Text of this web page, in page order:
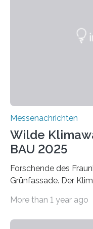
für Filtermaterialien.
Messenachrichten
Wilde
BAU 2025
Forschende des
Grünfassade. Der
Sommer unter hohen
More than 1 year ago